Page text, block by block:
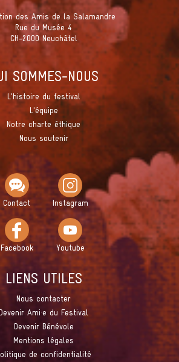
des Amis de la Salamandre
Rue du Musée 4
CH-2000 Neuchâtel
SOMMES-NOUS
L'histoire du festival
L'équipe
Notre charte éthique
Nous soutenir
Contact Instagram
Facebook Youtube
LIENS UTILES
Nous contacter
Devenir Ami·e du Festival
Devenir Bénévole
Mentions légales
de confidentialité